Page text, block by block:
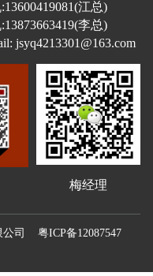
江总)
李总)
jsyq4213301@163.com
梅经理
公司 粤ICP备12087547